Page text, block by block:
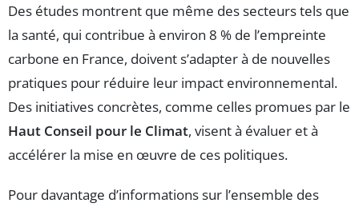
Des études montrent que même des secteurs tels que
la santé, qui contribue à environ 8 % de l’empreinte
carbone en France, doivent s’adapter à de nouvelles
pratiques pour réduire leur impact environnemental.
Des initiatives concrètes, comme celles promues par le
Haut Conseil pour le Climat, visent à évaluer et à
accélérer la mise en œuvre de ces politiques.
Pour davantage d’informations sur l’ensemble des